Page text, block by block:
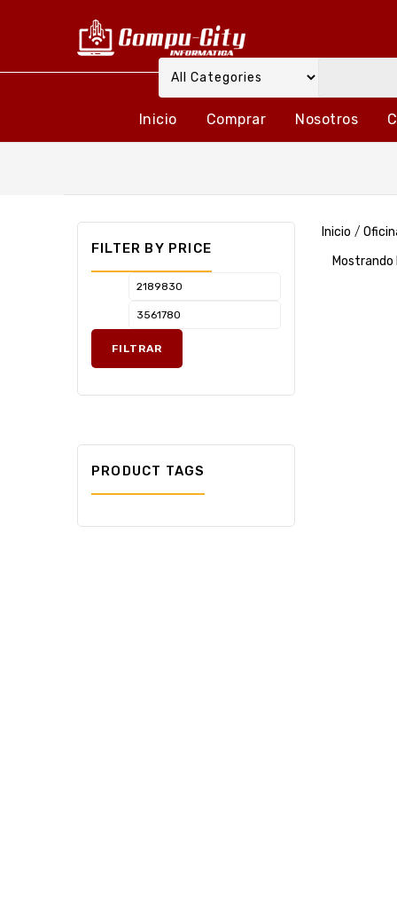
Inicio Comprar Nosotros
FILTER BY PRICE
FILTRAR
PRODUCT TAGS
Inicio /